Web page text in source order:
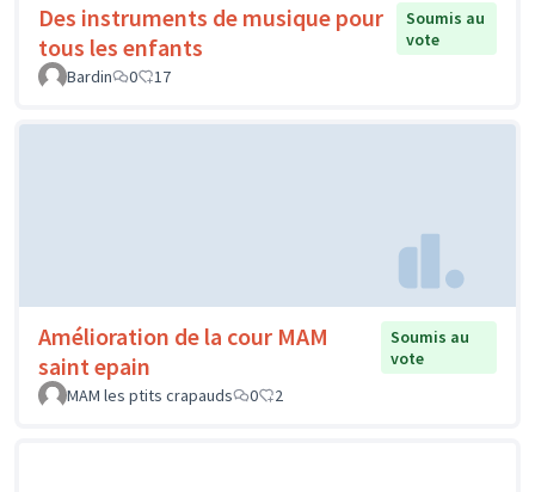
Des instruments de musique pour
tous les enfants
Soumis au
vote
Bardin
0 17
Amélioration de la cour MAM
saint epain
Soumis au
vote
MAM les ptits crapauds
0 2